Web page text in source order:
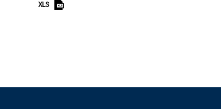
XLS